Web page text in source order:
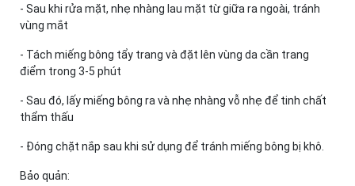
- Sau khi rửa mặt, nhẹ nhàng lau mặt từ giữa ra ngoài, tránh
vùng mắt
- Tách miếng bông tẩy trang và đặt lên vùng da cần trang
điểm trong 3-5 phút
- Sau đó, lấy miếng bông ra và nhẹ nhàng vỗ nhẹ để tinh chất
thẩm thấu
- Đóng chặt nắp sau khi sử dụng để tránh miếng bông bị khô.
Bảo quản: